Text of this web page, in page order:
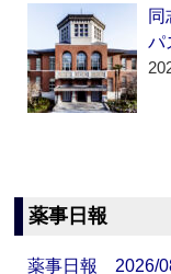
パ
薬事日報
薬事日報 2026/